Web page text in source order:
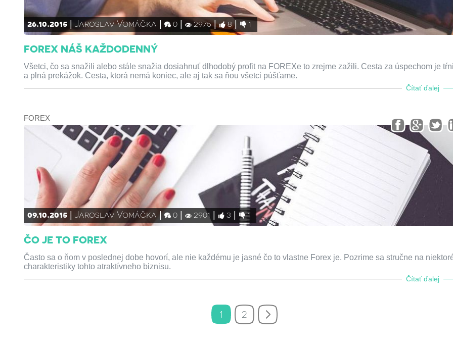
26.10.2015 Jaroslav Vomáčka 0 2975 8 1
FOREX NÁŠ KAŽDODENNÝ
Všetci, čo sa snažili alebo stále snažia dosiahnuť dlhodobý profit na FOREXe to zrejme zažili. Cesta za úspechom je
a plná prekážok. Cesta, ktorá nemá koniec, ale aj tak sa ňou všetci púšťame.
Čítať ďalej
FOREX
09.10.2015 Jaroslav Vomáčka 0 2901 3 1
ČO JE TO FOREX
Často sa o ňom v poslednej dobe hovorí, ale nie každému je jasné čo to vlastne Forex je. Pozrime sa stručne na
charakteristiky tohto atraktívneho biznisu.
Čítať ďalej
1 2